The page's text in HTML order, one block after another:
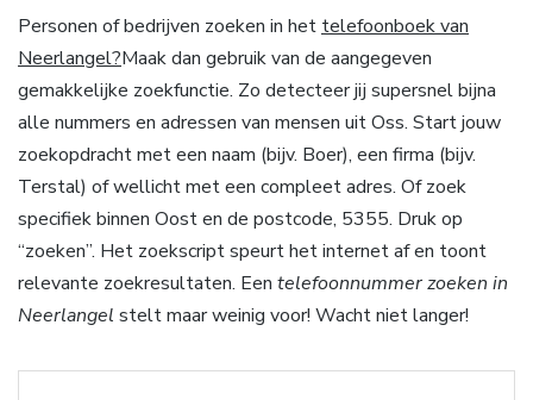
Personen of bedrijven zoeken in het telefoonboek van
Neerlangel?Maak dan gebruik van de aangegeven
gemakkelijke zoekfunctie. Zo detecteer jij supersnel bijna
alle nummers en adressen van mensen uit Oss. Start jouw
zoekopdracht met een naam (bijv. Boer), een firma (bijv.
Terstal) of wellicht met een compleet adres. Of zoek
specifiek binnen Oost en de postcode, 5355. Druk op
“zoeken”. Het zoekscript speurt het internet af en toont
relevante zoekresultaten. Een telefoonnummer zoeken in
Neerlangel stelt maar weinig voor! Wacht niet langer!